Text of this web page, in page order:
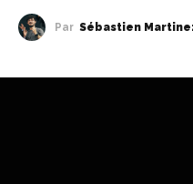
Par Sébastien